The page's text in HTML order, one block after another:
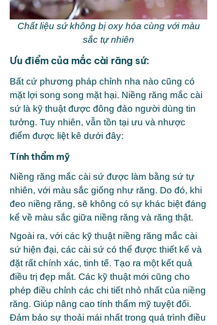
Chất liệu sứ không bị oxy hóa cùng với màu
sắc tự nhiên
Ưu điểm của mắc cài răng sứ:
Bất cứ phương pháp chỉnh nha nào cũng có
mặt lợi song song mặt hại. Niềng răng mắc cài
sứ là kỹ thuật được đông đảo người dùng tin
tưởng. Tuy nhiên, vẫn tồn tại ưu và nhược
điểm được liệt kê dưới đây:
Tính thẩm mỹ
Niềng răng mắc cài sứ được làm bằng sứ tự
nhiên, với màu sắc giống như răng. Do đó, khi
đeo niềng răng, sẽ không có sự khác biệt đáng
kể về màu sắc giữa niềng răng và răng thật.
Ngoài ra, với các kỹ thuật niềng răng mắc cài
sứ hiện đại, các cài sứ có thể được thiết kế và
đặt rất chính xác, tinh tế. Tạo ra một kết quả
điều trị đẹp mắt. Các kỹ thuật mới cũng cho
phép điều chỉnh các chi tiết nhỏ nhất của niềng
răng. Giúp nâng cao tính thẩm mỹ tuyệt đối.
Đảm bảo sự thoải mái nhất trong quá trình điều